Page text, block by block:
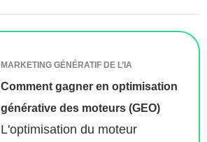
MARKETING GÉNÉRATIF DE L’IA
Comment gagner en optimisation
générative des moteurs (GEO)
L'optimisation du moteur